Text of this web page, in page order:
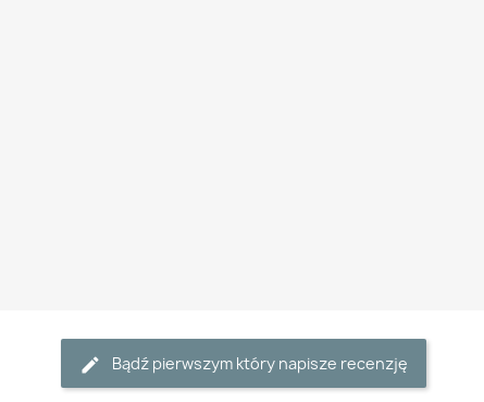
Bądź pierwszym który napisze recenzję